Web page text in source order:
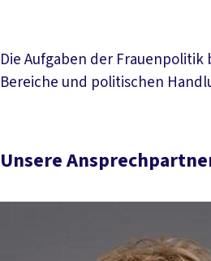
Die Aufgaben der Frauenpolitik
Bereiche und politischen
Unsere